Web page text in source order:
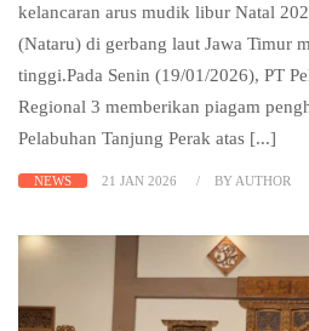
kelancaran arus mudik libur Natal
(Nataru) di gerbang laut Jawa Timur
tinggi.Pada Senin (19/01/2026), PT
Regional 3 memberikan piagam
Pelabuhan Tanjung Perak atas [...]
NEWS 21 JAN 2026 BY AUTHOR